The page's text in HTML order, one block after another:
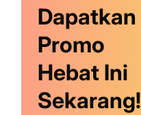
Dapatkan
Promo
Hebat Ini
Sekarang!